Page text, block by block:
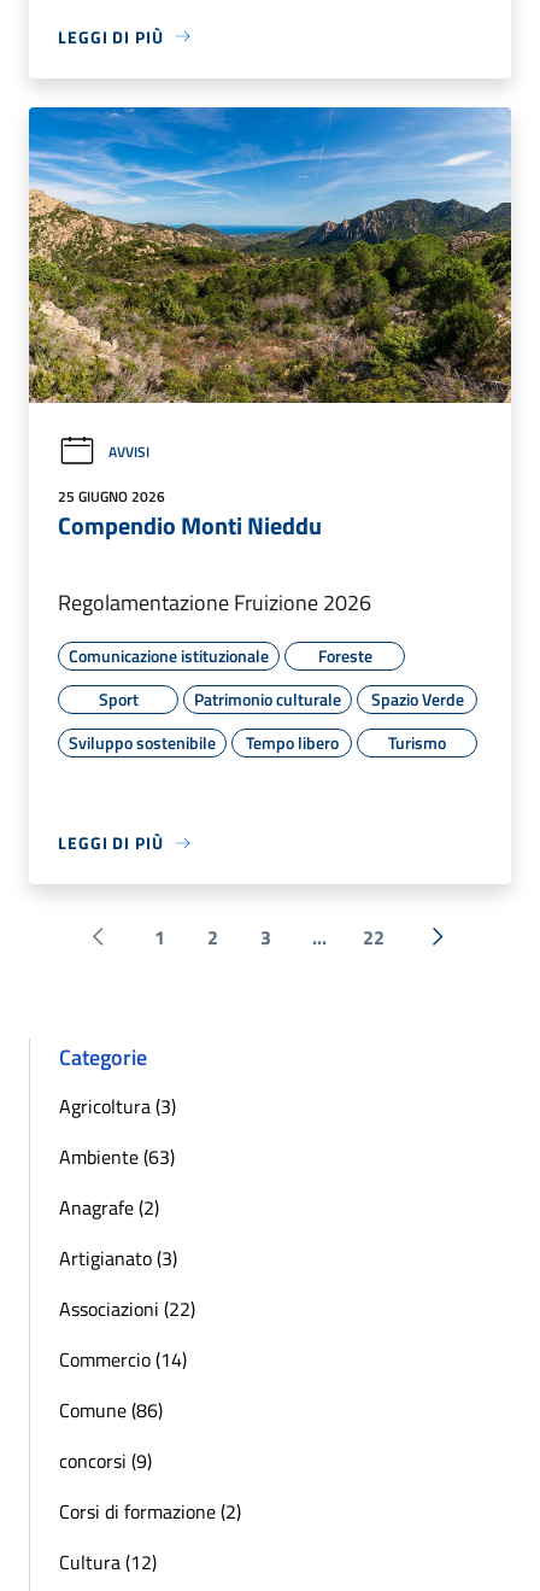
LEGGI DI PIÙ
AVVISI
25 GIUGNO 2026
Compendio Monti Nieddu
Regolamentazione Fruizione 2026
Comunicazione istituzionale
Foreste
Sport
Patrimonio culturale
Spazio Verde
Sviluppo sostenibile
Tempo libero Turismo
LEGGI DI PIÙ
Pagina precedente
1 2 3 ... 22 Successiva
Categorie
Agricoltura (3)
Ambiente (63)
Anagrafe (2)
Artigianato (3)
Associazioni (22)
Commercio (14)
Comune (86)
concorsi (9)
Corsi di formazione (2)
Cultura (12)